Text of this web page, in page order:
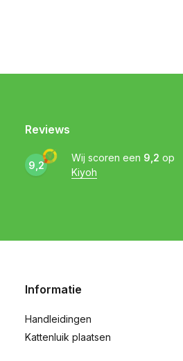
Reviews
9,2
Wij scoren een 9,2 op
Kiyoh
Informatie
Handleidingen
Kattenluik plaatsen